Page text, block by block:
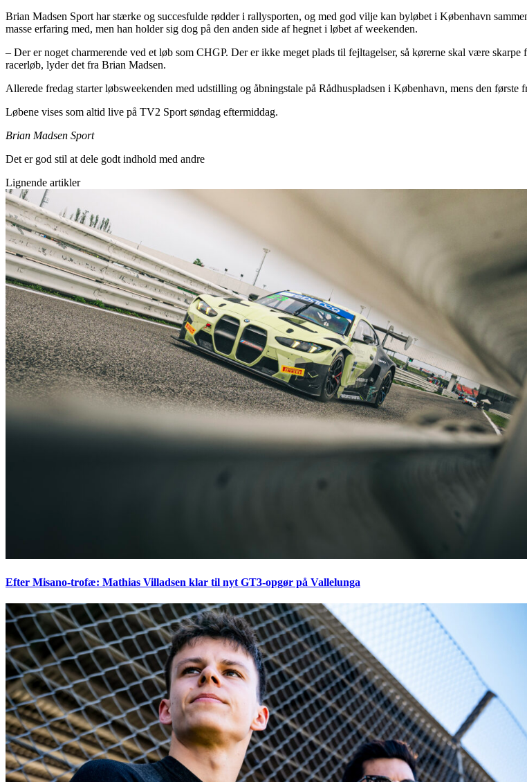
Brian Madsen Sport har stærke og succesfulde rødder i rallysporten, og med god vilje kan byløbet i København
masse erfaring med, men han holder sig dog på den anden side af hegnet i løbet af weekenden.
– Der er noget charmerende ved et løb som CHGP. Der er ikke meget plads til fejltagelser, så kørerne skal være
racerløb, lyder det fra Brian Madsen.
Allerede fredag starter løbsweekenden med udstilling og åbningstale på Rådhuspladsen i København, mens den
Løbene vises som altid live på TV2 Sport søndag eftermiddag.
Brian Madsen Sport
Det er god stil at dele godt indhold med andre
Lignende artikler
Efter Misano-trofæ: Mathias Villadsen klar til nyt GT3-opgør på Vallelunga